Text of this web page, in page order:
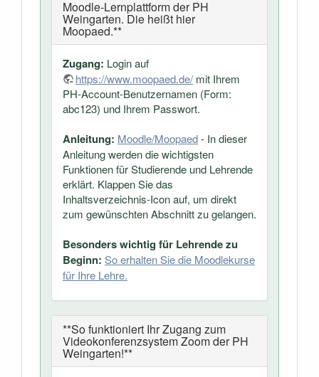
Moodle-Lernplattform der PH
Weingarten. Die heißt hier
Moopaed.**
Zugang: Login auf
https://www.moopaed.de/ mit Ihrem
PH-Account-Benutzernamen (Form:
abc123) und Ihrem Passwort.
Anleitung: Moodle/Moopaed- In dieser
Anleitung werden die wichtigsten
Funktionen für Studierende und Lehrende
erklärt. Klappen Sie das
Inhaltsverzeichnis-Icon auf, um direkt
zum gewünschten Abschnitt zu gelangen.
Besonders wichtig für Lehrende zu
Beginn: So erhalten Sie die Moodlekurse
für Ihre Lehre.
**So funktioniert Ihr Zugang zum
Videokonferenzsystem Zoom der PH
Weingarten!**